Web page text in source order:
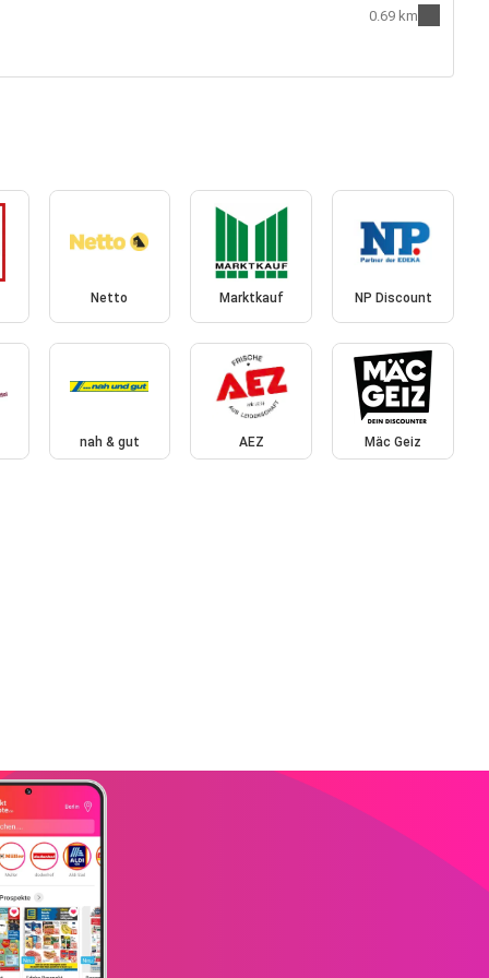
0.69 km
Netto Marktkauf NP Discount
nah & gut AEZ Mäc Geiz